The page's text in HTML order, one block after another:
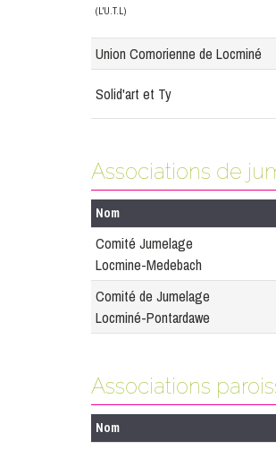
(L'U.T.L)
Union Comorienne de Locminé
Solid'art et Ty
Associations de
Nom
Comité Jumelage
Locmine-Medebach
Comité de Jumelage
Locminé-Pontardawe
Associations
Nom